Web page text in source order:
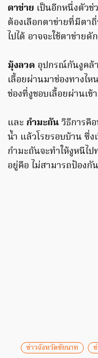
ตาข่าย เป็นอีกหนึ่งตัวช่
ต้องเลือกตาข่ายที่มีตา
ไปได้ อาจจะใช้ตาข่าย
มุ้งลวด อุปกรณ์กันงูคล้
เลื้อยผ่านมาช่องทางไห
ช่องที่งูชอบเลื้อยผ่านเข้
และ กำมะถันวิธีการคื
น้ำ แล้วโรยรอบบ้าน ซึ่
กำมะถันจะทำให้งูหนีไ
อยู่คือ ไม่สามารถป้องกั
ข่าวจังหวัดชัยนาท